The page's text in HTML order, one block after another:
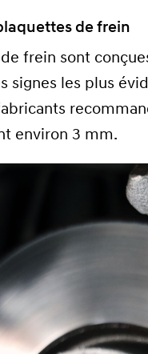
de frein
frein sont
signes les plus
environ 3 mm.